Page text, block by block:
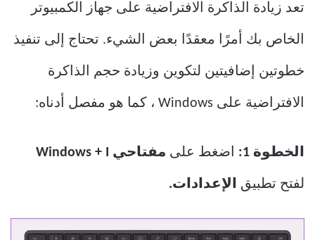
تعد زيادة الذاكرة الافتراضية على جهاز الكمبيوتر
الخاص بك أمرًا معقدًا بعض الشيء. تحتاج إلى تنفيذ
خطوتين إضافيتين لتكوين وزيادة حجم الذاكرة
الافتراضية على Windows ، كما هو مفصل أدناه:
الخطوة 1: اضغط على مفتاحي Windows + I
لفتح تطبيق الإعدادات.